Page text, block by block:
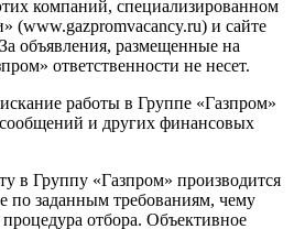
компаний, специализированном
(www.gazpromvacancy.ru) и сайте
объявления, размещенные на
ответственности не несет.
работы в Группе «Газпром»
сообщений и других финансовых
в Группу «Газпром» производится
по заданным требованиям, чему
процедура отбора. Объективное